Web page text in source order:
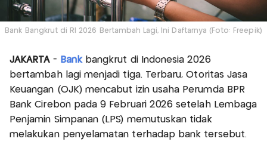
Bank Bangkrut di RI 2026 Bertambah Lagi, Ini Daftarnya (Foto: Freepik)
JAKARTA- Bankbangkrut di Indonesia 2026
bertambah lagi menjadi tiga. Terbaru, Otoritas Jasa
Keuangan (OJK) mencabut izin usaha Perumda BPR
Bank Cirebon pada 9 Februari 2026 setelah Lembaga
Penjamin Simpanan (LPS) memutuskan tidak
melakukan penyelamatan terhadap bank tersebut.